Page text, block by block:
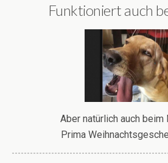
Funktioniert auch
Aber natürlich auch beim
Prima